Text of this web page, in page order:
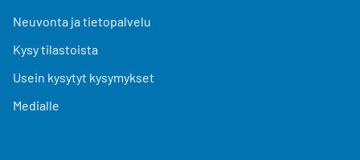
Neuvonta ja tietopalvelu
Kysy tilastoista
Usein kysytyt kysymykset
Medialle